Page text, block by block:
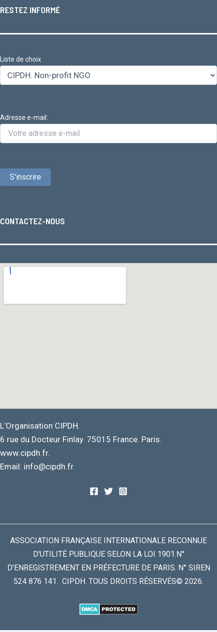
RESTEZ INFORMÉ
Liste de choix
Adresse e-mail:
CONTACTEZ-NOUS
L’Organisation CIPDH.
6 rue du Docteur Finlay. 75015 France. Paris.
www.cipdh.fr.
Email: info@cipdh.fr
ASSOCIATION FRANÇAISE INTERNATIONALE RECONNUE
D'UTILITÉ PUBLIQUE SELON LA LOI 1901.N°
D'ENREGISTREMENT EN PRÉFECTURE DE PARIS. N° SIREN
524 876 141. CIPDH. TOUS DROITS RÉSERVÉS© 2026.